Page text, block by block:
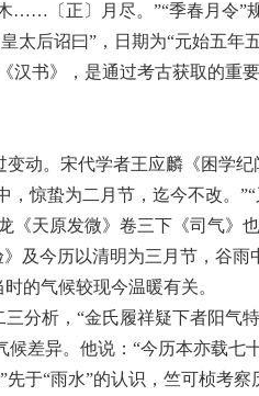
……〔正〕月尽。”“季春月令”
太后诏曰”，日期为“元始五年
汉书》，是通过考古获取的重
变动。宋代学者王应麟《困学纪
，惊蛰为二月节，迄今不改。
《天原发微》卷三下《司气》
及今历以清明为三月节，谷雨
的气候较现今温暖有关。
分析，“金氏履祥疑下者阳气
候差异。他说：“今历本亦载七
于“雨水”的认识，竺可桢考察